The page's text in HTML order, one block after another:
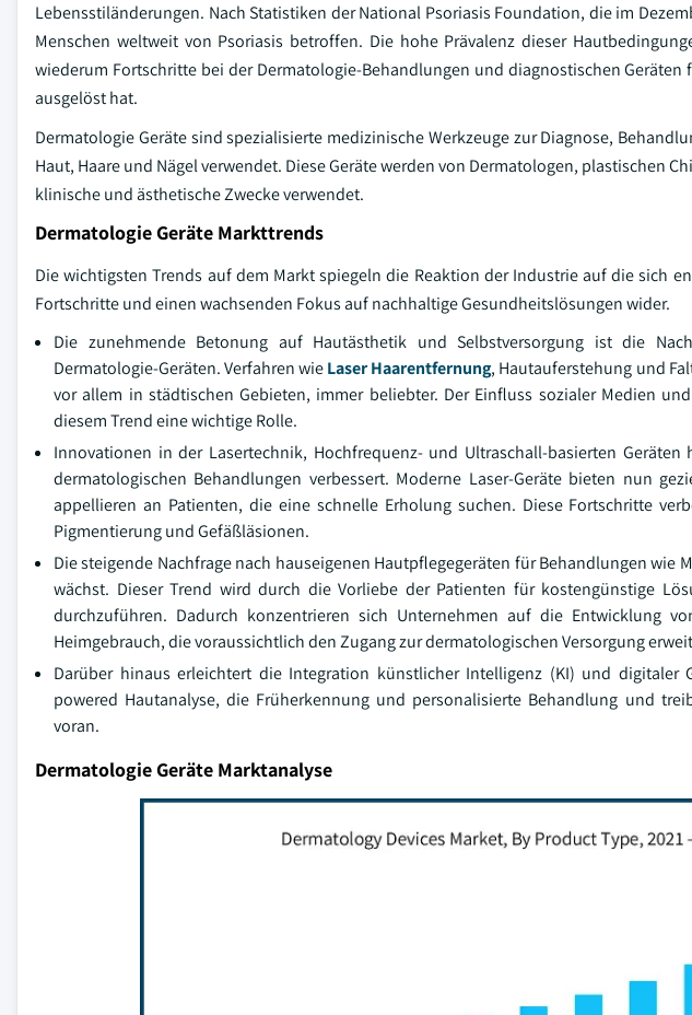
Lebensstiländerungen. Nach Statistiken der National Psoriasis Foundation, die im
Menschen weltweit von Psoriasis betroffen. Die hohe Prävalenz dieser
wiederum Fortschritte bei der Dermatologie-Behandlungen und diagnostischen
ausgelöst hat.
Dermatologie Geräte sind spezialisierte medizinische Werkzeuge zur Diagnose,
Haut, Haare und Nägel verwendet. Diese Geräte werden von Dermatologen, plastischen
klinische und ästhetische Zwecke verwendet.
Dermatologie Geräte Markttrends
Die wichtigsten Trends auf dem Markt spiegeln die Reaktion der Industrie auf die sich
Fortschritte und einen wachsenden Fokus auf nachhaltige Gesundheitslösungen wider.
Die zunehmende Betonung auf Hautästhetik und Selbstversorgung ist die
Dermatologie-Geräten. Verfahren wieLaser Haarentfernung, Hautauferstehung und
vor allem in städtischen Gebieten, immer beliebter. Der Einfluss sozialer Medien
diesem Trend eine wichtige Rolle.
Innovationen in der Lasertechnik, Hochfrequenz- und Ultraschall-basierten
dermatologischen Behandlungen verbessert. Moderne Laser-Geräte bieten nun
appellieren an Patienten, die eine schnelle Erholung suchen. Diese Fortschritte
Pigmentierung und Gefäßläsionen.
Die steigende Nachfrage nach hauseigenen Hautpflegegeräten für Behandlungen wie
wächst. Dieser Trend wird durch die Vorliebe der Patienten für kostengünstige
durchzuführen. Dadurch konzentrieren sich Unternehmen auf die Entwicklung
Heimgebrauch, die voraussichtlich den Zugang zur dermatologischen Versorgung
Darüber hinaus erleichtert die Integration künstlicher Intelligenz (KI) und digitaler
powered Hautanalyse, die Früherkennung und personalisierte Behandlung und
voran.
Dermatologie Geräte Marktanalyse